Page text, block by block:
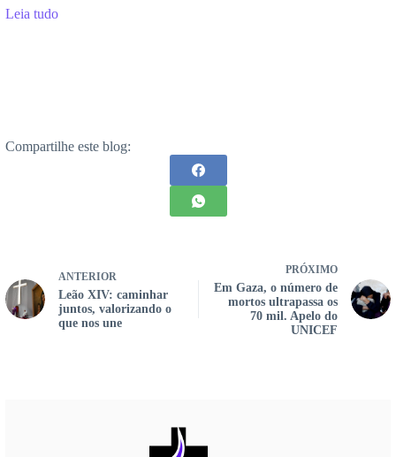
Leia tudo
Compartilhe este blog:
ANTERIOR
Leão XIV: caminhar
juntos, valorizando o
que nos une
PRÓXIMO
Em Gaza, o número de
mortos ultrapassa os
70 mil. Apelo do
UNICEF